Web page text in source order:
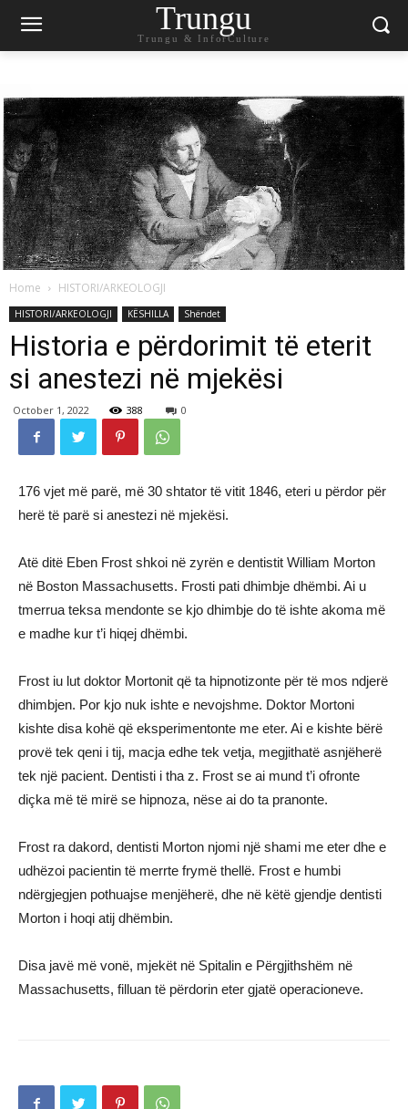
Trungu
Trungu & InforCulture
Home HISTORI/ARKEOLOGJI
HISTORI/ARKEOLOGJI KËSHILLA Shëndet
​Historia e përdorimit të eterit
si anestezi në mjekësi
October 1, 2022 388 0
176 vjet më parë, më 30 shtator të vitit 1846, eteri u përdor për
herë të parë si anestezi në mjekësi.
Atë ditë Eben Frost shkoi në zyrën e dentistit William Morton
në Boston Massachusetts. Frosti pati dhimbje dhëmbi. Ai u
tmerrua teksa mendonte se kjo dhimbje do të ishte akoma më
e madhe kur t’i hiqej dhëmbi.
Frost iu lut doktor Mortonit që ta hipnotizonte për të mos ndjerë
dhimbjen. Por kjo nuk ishte e nevojshme. Doktor Mortoni
kishte disa kohë që eksperimentonte me eter. Ai e kishte bërë
provë tek qeni i tij, macja edhe tek vetja, megjithatë asnjëherë
tek një pacient. Dentisti i tha z. Frost se ai mund t’i ofronte
diçka më të mirë se hipnoza, nëse ai do ta pranonte.
Frost ra dakord, dentisti Morton njomi një shami me eter dhe e
udhëzoi pacientin të merrte frymë thellë. Frost e humbi
ndërgjegjen pothuajse menjëherë, dhe në këtë gjendje dentisti
Morton i hoqi atij dhëmbin.
Disa javë më vonë, mjekët në Spitalin e Përgjithshëm në
Massachusetts, filluan të përdorin eter gjatë operacioneve.